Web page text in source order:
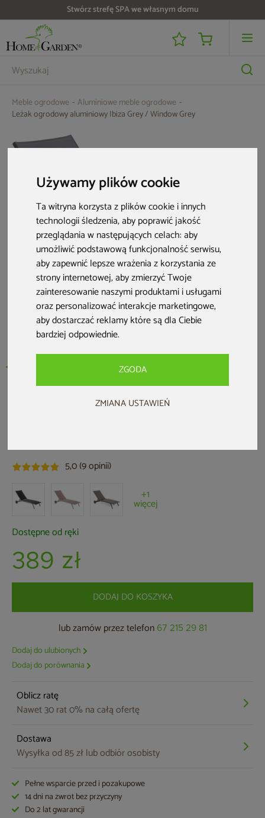
Używamy plików cookie
Ta witryna korzysta z plików cookie i innych
technologii śledzenia, aby poprawić jakość
przeglądania w następujących celach:aby
umożliwić podstawową funkcjonalność serwisu,
aby zapewnić lepsze wrażenia z korzystania ze
strony internetowej,aby zmierzyć Twoje
zainteresowanie naszymi produktami i usługami
oraz personalizować interakcje marketingowe,
aby dostarczać reklamy które są dla Ciebie
bardziej odpowiednie.
ZGODA
ZMIANA USTAWIEŃ
Do 25 000 zł zwrotu na kartę i raty RRSO 0%
Meble ogrodowe
Aluminiowe meble ogrodowe
Leżak ogrodowy aluminiowy Ibiza Grey / Window Grey
5,0 (9 opinii)
+1
więcej
Dostępne od ręki
389 zł
DODAJ DO KOSZYKA
lub zamów przez telefon 67 215 29 81
Dodaj do ulubionych
Dodaj do porównania
Oblicz ratę
Nawet 30 rat 0% na całą ofertę
Dostawa
Wysyłka od 85 zł lub odbiór osobisty
Pełne wsparcie przed i pozakupowe
14 dni na zwrot bez przyczyny
Do 2 lat gwarancji